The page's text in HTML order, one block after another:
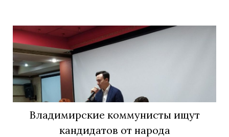
Владимирские коммунисты ищут
кандидатов от народа